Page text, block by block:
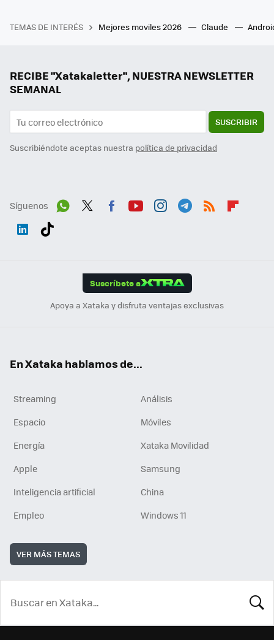
TEMAS DE INTERÉS Mejores moviles 2026 Claude
RECIBE "Xatakaletter", NUESTRA NEWSLETTER
SEMANAL
SUSCRIBIR
Suscribiéndote aceptas nuestra política de privacidad
Síguenos
Suscríbete a
Apoya a Xataka y disfruta ventajas exclusivas
En Xataka hablamos de...
Streaming
Análisis
Espacio
Móviles
Energía
Xataka Movilidad
Apple
Samsung
Inteligencia artificial
China
Empleo
Windows 11
VER MÁS TEMAS